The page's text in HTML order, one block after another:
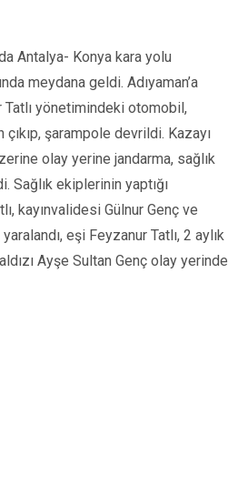
Antalya- Konya kara yolu
meydana geldi. Adıyaman’a
yönetimindeki otomobil,
şarampole devrildi. Kazayı
olay yerine jandarma, sağlık
ekiplerinin yaptığı
kayınvalidesi Gülnur Genç ve
eşi Feyzanur Tatlı, 2 aylık
Ayşe Sultan Genç olay yerinde